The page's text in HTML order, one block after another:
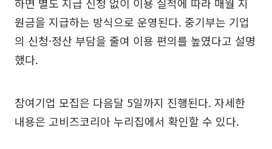
원금을 지급하는 방식으로 운영된다. 중기부는 기업
의 신청·정산 부담을 줄여 이용 편의를 높였다고 설명
했다.
참여기업 모집은 다음달 5일까지 진행된다. 자세한
내용은 고비즈코리아 누리집에서 확인할 수 있다.